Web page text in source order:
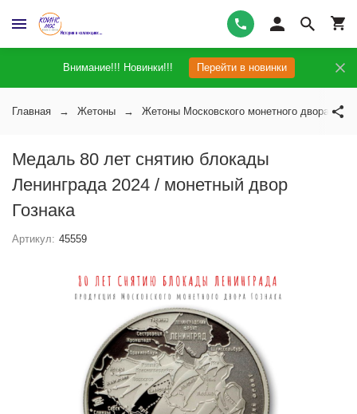
Внимание!!! Новинки!!! Перейти в новинки
Главная Жетоны Жетоны Московского монетного двора
Медаль 80 лет снятию блокады
Ленинграда 2024 / монетный двор
Гознака
Артикул: 45559